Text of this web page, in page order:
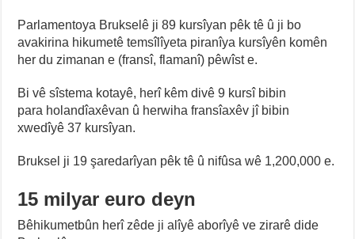
Parlamentoya Brukselê ji 89 kursîyan pêk tê û ji bo
avakirina hikumetê temsîlîyeta piranîya kursîyên komên
her du zimanan e (fransî, flamanî) pêwîst e.
Bi vê sîstema kotayê, herî kêm divê 9 kursî bibin
para holandîaxêvan û herwiha fransîaxêv jî bibin
xwedîyê 37 kursîyan.
Bruksel ji 19 şaredarîyan pêk tê û nifûsa wê 1,200,000 e.
15 milyar euro deyn
Bêhikumetbûn herî zêde ji alîyê aborîyê ve zirarê dide